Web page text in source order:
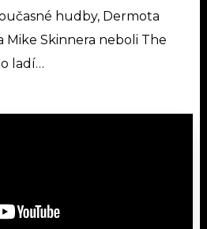
hudby, Dermota
Mike Skinnera neboli The
ladí…